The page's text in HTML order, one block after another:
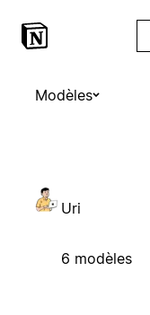
Modèles
Uri
6 modèles